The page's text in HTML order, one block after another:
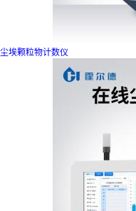
尘埃颗粒物计数仪